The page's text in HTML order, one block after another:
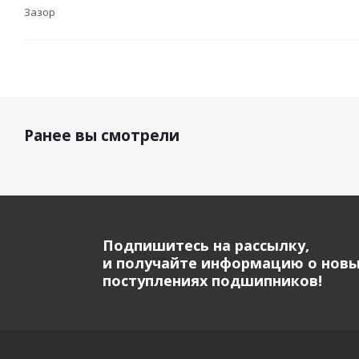
Зазор
Ранее вы смотрели
Подпишитесь на рассылку,
и получайте информацию о
поступлениях подшипников!